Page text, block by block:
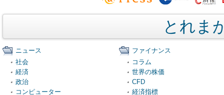
とれま
ニュース
社会
経済
政治
コンピューター
ファイナンス
コラム
世界の株価
CFD
経済指標